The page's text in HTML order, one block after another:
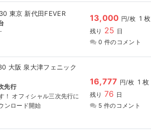
東京 新代田FEVER 13,000 円/枚 1 枚
残り 25 日
0 件のコメント
大阪 泉大津フェニック
先行
！ オフィシャル三次先行に
ンロード開始
16,777 円/枚 1 枚
残り 76 日
5 件のコメント